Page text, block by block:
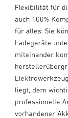
Flexibilität für
auch 100%
für alles: Sie
Ladegeräte
miteinander
liegt, dem
professionelle
vorhandener